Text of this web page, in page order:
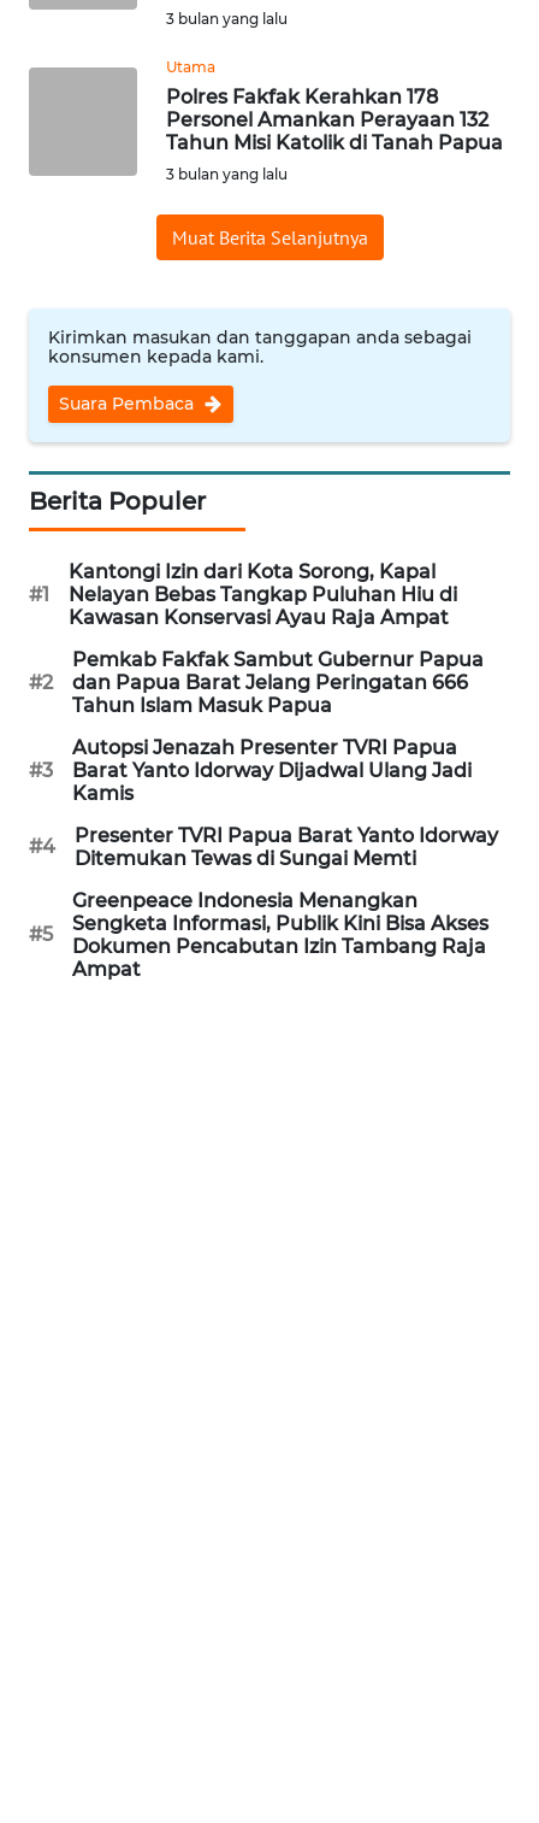
3 bulan yang lalu
Utama
Polres Fakfak Kerahkan 178
Personel Amankan Perayaan 132
Tahun Misi Katolik di Tanah Papua
3 bulan yang lalu
Muat Berita Selanjutnya
Kirimkan masukan dan tanggapan anda sebagai
konsumen kepada kami.
Suara Pembaca
Berita Populer
#1
Kantongi Izin dari Kota Sorong, Kapal
Nelayan Bebas Tangkap Puluhan Hiu di
Kawasan Konservasi Ayau Raja Ampat
#2
Pemkab Fakfak Sambut Gubernur Papua
dan Papua Barat Jelang Peringatan 666
Tahun Islam Masuk Papua
#3
Autopsi Jenazah Presenter TVRI Papua
Barat Yanto Idorway Dijadwal Ulang Jadi
Kamis
#4
Presenter TVRI Papua Barat Yanto Idorway
Ditemukan Tewas di Sungai Memti
#5
Greenpeace Indonesia Menangkan
Sengketa Informasi, Publik Kini Bisa Akses
Dokumen Pencabutan Izin Tambang Raja
Ampat
WN
WN
WN
SULTRA
WN
WN
WN
SULBAR
WN
BABEL
WN
SUMBAR
WN